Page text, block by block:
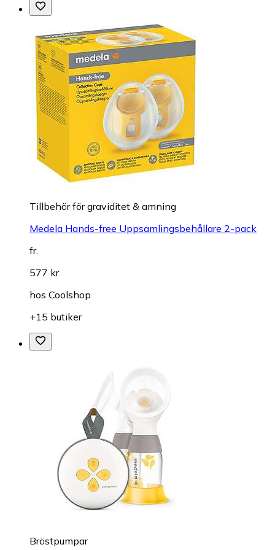
Tillbehör för graviditet & amning
Medela Hands-free Uppsamlingsbehållare 2-pack
fr.
577 kr
hos Coolshop
+15 butiker
Bröstpumpar